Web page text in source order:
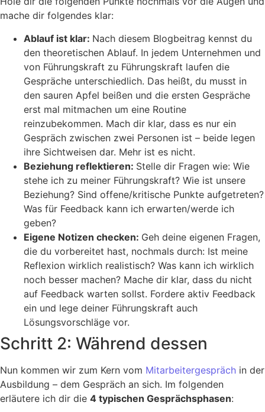
mache dir folgendes klar:
Ablauf ist klar: Nach diesem Blogbeitrag kennst du
den theoretischen Ablauf. In jedem Unternehmen und
von Führungskraft zu Führungskraft laufen die
Gespräche unterschiedlich. Das heißt, du musst in
den sauren Apfel beißen und die ersten Gespräche
erst mal mitmachen um eine Routine
reinzubekommen. Mach dir klar, dass es nur ein
Gespräch zwischen zwei Personen ist – beide legen
ihre Sichtweisen dar. Mehr ist es nicht.
Beziehung reflektieren: Stelle dir Fragen wie: Wie
stehe ich zu meiner Führungskraft? Wie ist unsere
Beziehung? Sind offene/kritische Punkte aufgetreten?
Was für Feedback kann ich erwarten/werde ich
geben?
Eigene Notizen checken: Geh deine eigenen Fragen,
die du vorbereitet hast, nochmals durch: Ist meine
Reflexion wirklich realistisch? Was kann ich wirklich
noch besser machen? Mache dir klar, dass du nicht
auf Feedback warten sollst. Fordere aktiv Feedback
ein und lege deiner Führungskraft auch
Lösungsvorschläge vor.
Schritt 2: Während dessen
Nun kommen wir zum Kern vom Mitarbeitergespräch in der
Ausbildung – dem Gespräch an sich. Im folgenden
erläutere ich dir die 4 typischen Gesprächsphasen: